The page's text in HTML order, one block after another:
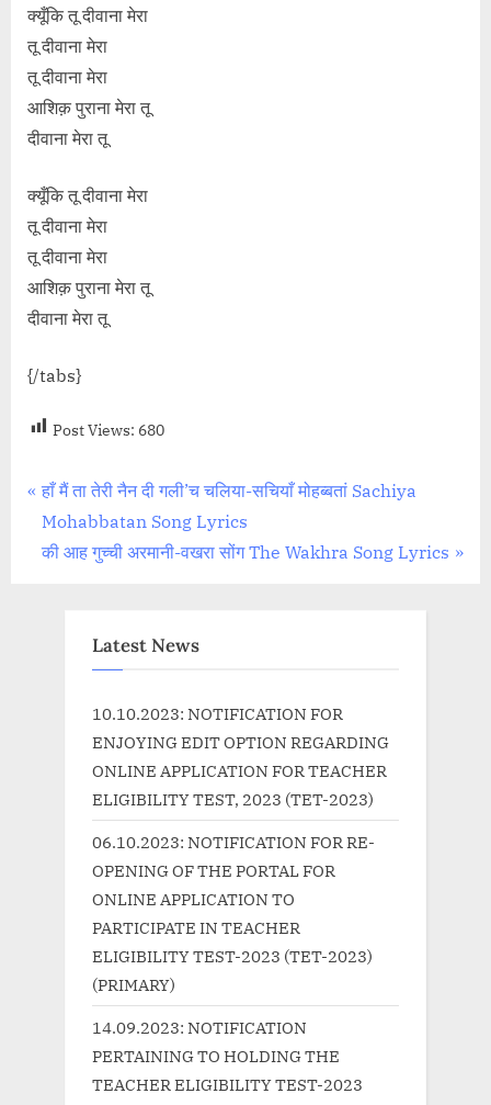
क्यूँकि तू दीवाना मेरा
तू दीवाना मेरा
तू दीवाना मेरा
आशिक़ पुराना मेरा तू
दीवाना मेरा तू
क्यूँकि तू दीवाना मेरा
तू दीवाना मेरा
तू दीवाना मेरा
आशिक़ पुराना मेरा तू
दीवाना मेरा तू
{/tabs}
Post Views: 680
Post
navigation
P
r
e
हाँ मैं ता तेरी नैन दी गली’च चलिया-सचियाँ मोहब्बतां Sachiya
Mohabbatan Song Lyrics
N
की आह गुच्ची अरमानी-वखरा सोंग The Wakhra Song Lyrics
Latest News
10.10.2023: NOTIFICATION FOR
ENJOYING EDIT OPTION REGARDING
ONLINE APPLICATION FOR TEACHER
ELIGIBILITY TEST, 2023 (TET-2023)
06.10.2023: NOTIFICATION FOR RE-
OPENING OF THE PORTAL FOR
ONLINE APPLICATION TO
PARTICIPATE IN TEACHER
ELIGIBILITY TEST-2023 (TET-2023)
(PRIMARY)
14.09.2023: NOTIFICATION
PERTAINING TO HOLDING THE
TEACHER ELIGIBILITY TEST-2023